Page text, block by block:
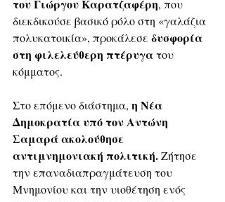
του Γιώργου Καρατζαφέρη, που
διεκδικούσε βασικό ρόλο στη «γαλάζια
πολυκατοικία», προκάλεσε δυσφορία
στη φιλελεύθερη πτέρυγα του
κόμματος.
Στο επόμενο διάστημα, η Νέα
Δημοκρατία υπό τον Αντώνη
Σαμαρά ακολούθησε
αντιμνημονιακή πολιτική. Ζήτησε
την επαναδιαπραγμάτευση του
Μνημονίου και την υιοθέτηση ενός